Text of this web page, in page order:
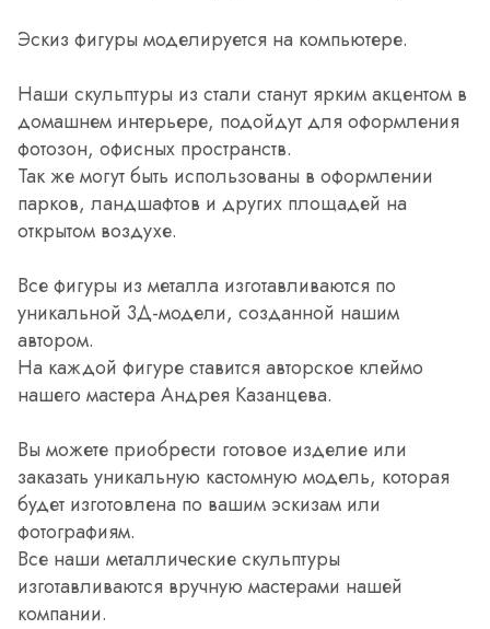
Эскиз фигуры моделируется на компьютере.
Наши скульптуры из стали станут ярким акцентом в
домашнем интерьере, подойдут для оформления
фотозон, офисных пространств.
Так же могут быть использованы в оформлении
парков, ландшафтов и других площадей на
открытом воздухе.
Все фигуры из металла изготавливаются по
уникальной 3Д-модели, созданной нашим
автором.
На каждой фигуре ставится авторское клеймо
нашего мастера Андрея Казанцева.
Вы можете приобрести готовое изделие или
заказать уникальную кастомную модель, которая
будет изготовлена по вашим эскизам или
фотографиям.
Все наши металлические скульптуры
изготавливаются вручную мастерами нашей
компании.